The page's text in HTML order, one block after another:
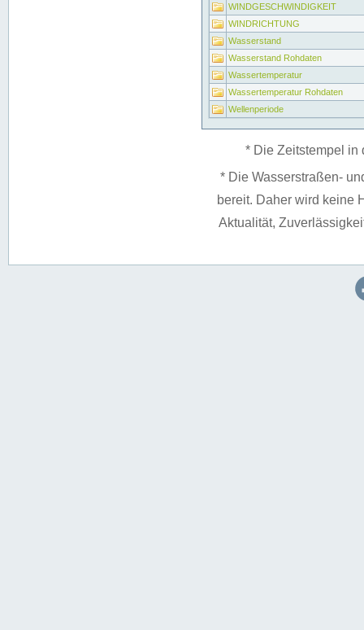
WINDGESCHWINDIGKEIT
WINDRICHTUNG
Wasserstand
Wasserstand Rohdaten
Wassertemperatur
Wassertemperatur Rohdaten
Wellenperiode
* Die Zeitstempel in
* Die Wasserstraßen-
bereit. Daher wird keine
Aktualität,